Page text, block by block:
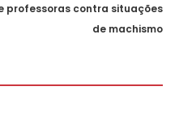
professoras contra situações
de machismo